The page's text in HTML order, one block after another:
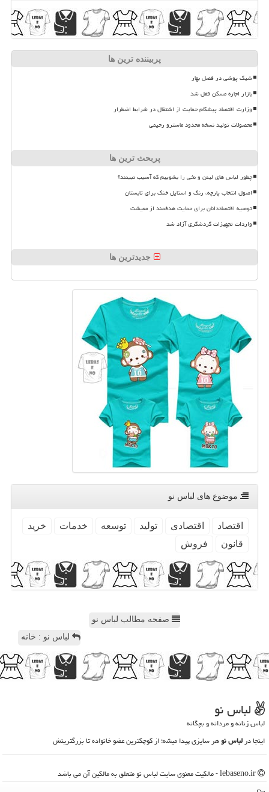
پربیننده ترین ها
شیک پوشی در فصل بهار
بازار اجاره مسکن قفل شد
وزارت اقتصاد پیشگام حمایت از اشتغال در شرایط اضطرار
محصولات تولید نسخه محدود ماسترو رحیمی
پربحث ترین ها
چطور لباس های لینن و نخی را بشوییم که آسیب نبینند؟
اصول انتخاب پارچه، رنگ و استایل خنک برای تابستان
توصیه اقتصاددانان برای حمایت هدفمند از معیشت
واردات تجهیزات گردشگری آزاد شد
جدیدترین ها
موضوع های لباس نو
اقتصاد اقتصادی تولید توسعه خدمات
خرید
قانون
فروش
صفحه مطالب لباس نو
لباس نو : خانه
لباس نو
لباس زنانه و مردانه و بچگانه
اینجا درلباس نوهر سایزی پیدا میشه؛ از کوچکترین عضو خانواده تا بزرگترینش